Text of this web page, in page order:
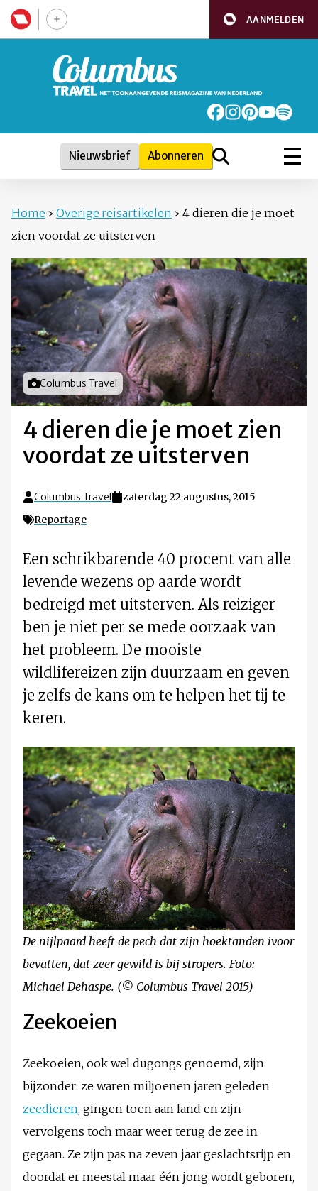
AANMELDEN
Nieuwsbrief Abonneren
Home › Overige reisartikelen › 4 dieren die je moet
zien voordat ze uitsterven
Foto door
Columbus Travel
4 dieren die je moet zien
voordat ze uitsterven
Columbus Travel
zaterdag 22 augustus, 2015
Reportage
Een schrikbarende 40 procent van alle
levende wezens op aarde wordt
bedreigd met uitsterven. Als reiziger
ben je niet per se mede oorzaak van
het probleem. De mooiste
wildlifereizen zijn duurzaam en geven
je zelfs de kans om te helpen het tij te
keren.
De nijlpaard heeft de pech dat zijn hoektanden ivoor
bevatten, dat zeer gewild is bij stropers. Foto:
Michael Dehaspe. (© Columbus Travel 2015)
Zeekoeien
Zeekoeien, ook wel dugongs genoemd, zijn
bijzonder: ze waren miljoenen jaren geleden
zeedieren, gingen toen aan land en zijn
vervolgens toch maar weer terug de zee in
gegaan. Ze zijn pas na zeven jaar geslachtsrijp en
doordat er meestal maar één jong wordt geboren,